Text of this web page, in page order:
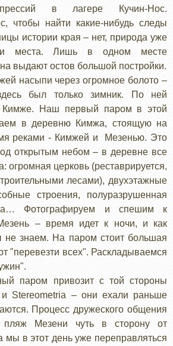
в лагере Кучин-Нос.
чтобы найти какие-нибудь следы
истории края – нет, природа уже
места. Лишь в одном месте
выдают остов большой постройки.
насыпи через огромное болото –
был только зимник. По ней
Кимже. Наш первый паром в этой
в деревню Кимжа, стоящую на
реками - Кимжей и Мезенью. Это
открытым небом – в деревне все
огромная церковь (реставрируется,
лесами), двухэтажные
строения, полуразрушенная
Фотографируем и спешим к
– время идет к ночи, и как
не знаем. На паром стоит большая
"перевезти всех". Раскладываемся
паром привозит с той стороны
Stereometria – они ехали раньше
Процесс дружеского общения
пляж Мезени чуть в сторону от
мы в этот день уже переправляться